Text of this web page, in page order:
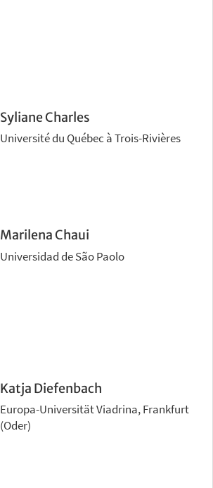
Syliane Charles
Université du Québec à Trois-Rivières
Marilena Chaui
Universidad de São Paolo
Katja Diefenbach
Europa-Universität Viadrina, Frankfurt
(Oder)